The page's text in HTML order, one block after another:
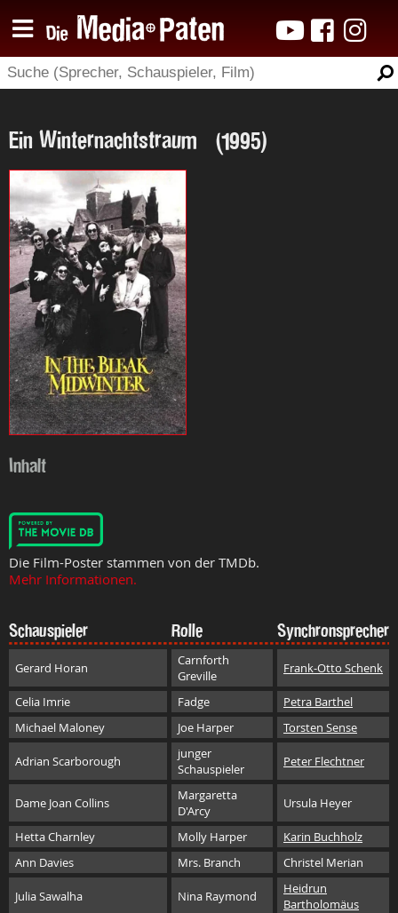
Ein Winternachtstraum (1995)
Inhalt
Die Film-Poster stammen von der TMDb.
Mehr Informationen.
Schauspieler Rolle Synchronsprecher
Gerard Horan
Carnforth
Greville
Frank-Otto Schenk
Celia Imrie Fadge
Petra Barthel
Michael Maloney
Joe Harper Torsten Sense
Adrian Scarborough
junger
Schauspieler
Peter Flechtner
Dame Joan Collins
Margaretta
D'Arcy
Ursula Heyer
Hetta Charnley Molly Harper
Karin Buchholz
Ann Davies
Mrs. Branch Christel Merian
Julia Sawalha Nina Raymond
Heidrun
Bartholomäus